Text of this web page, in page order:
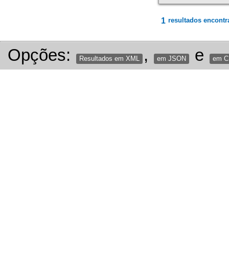
1 resultados
Opções: Resultados em XML , em JSON e em